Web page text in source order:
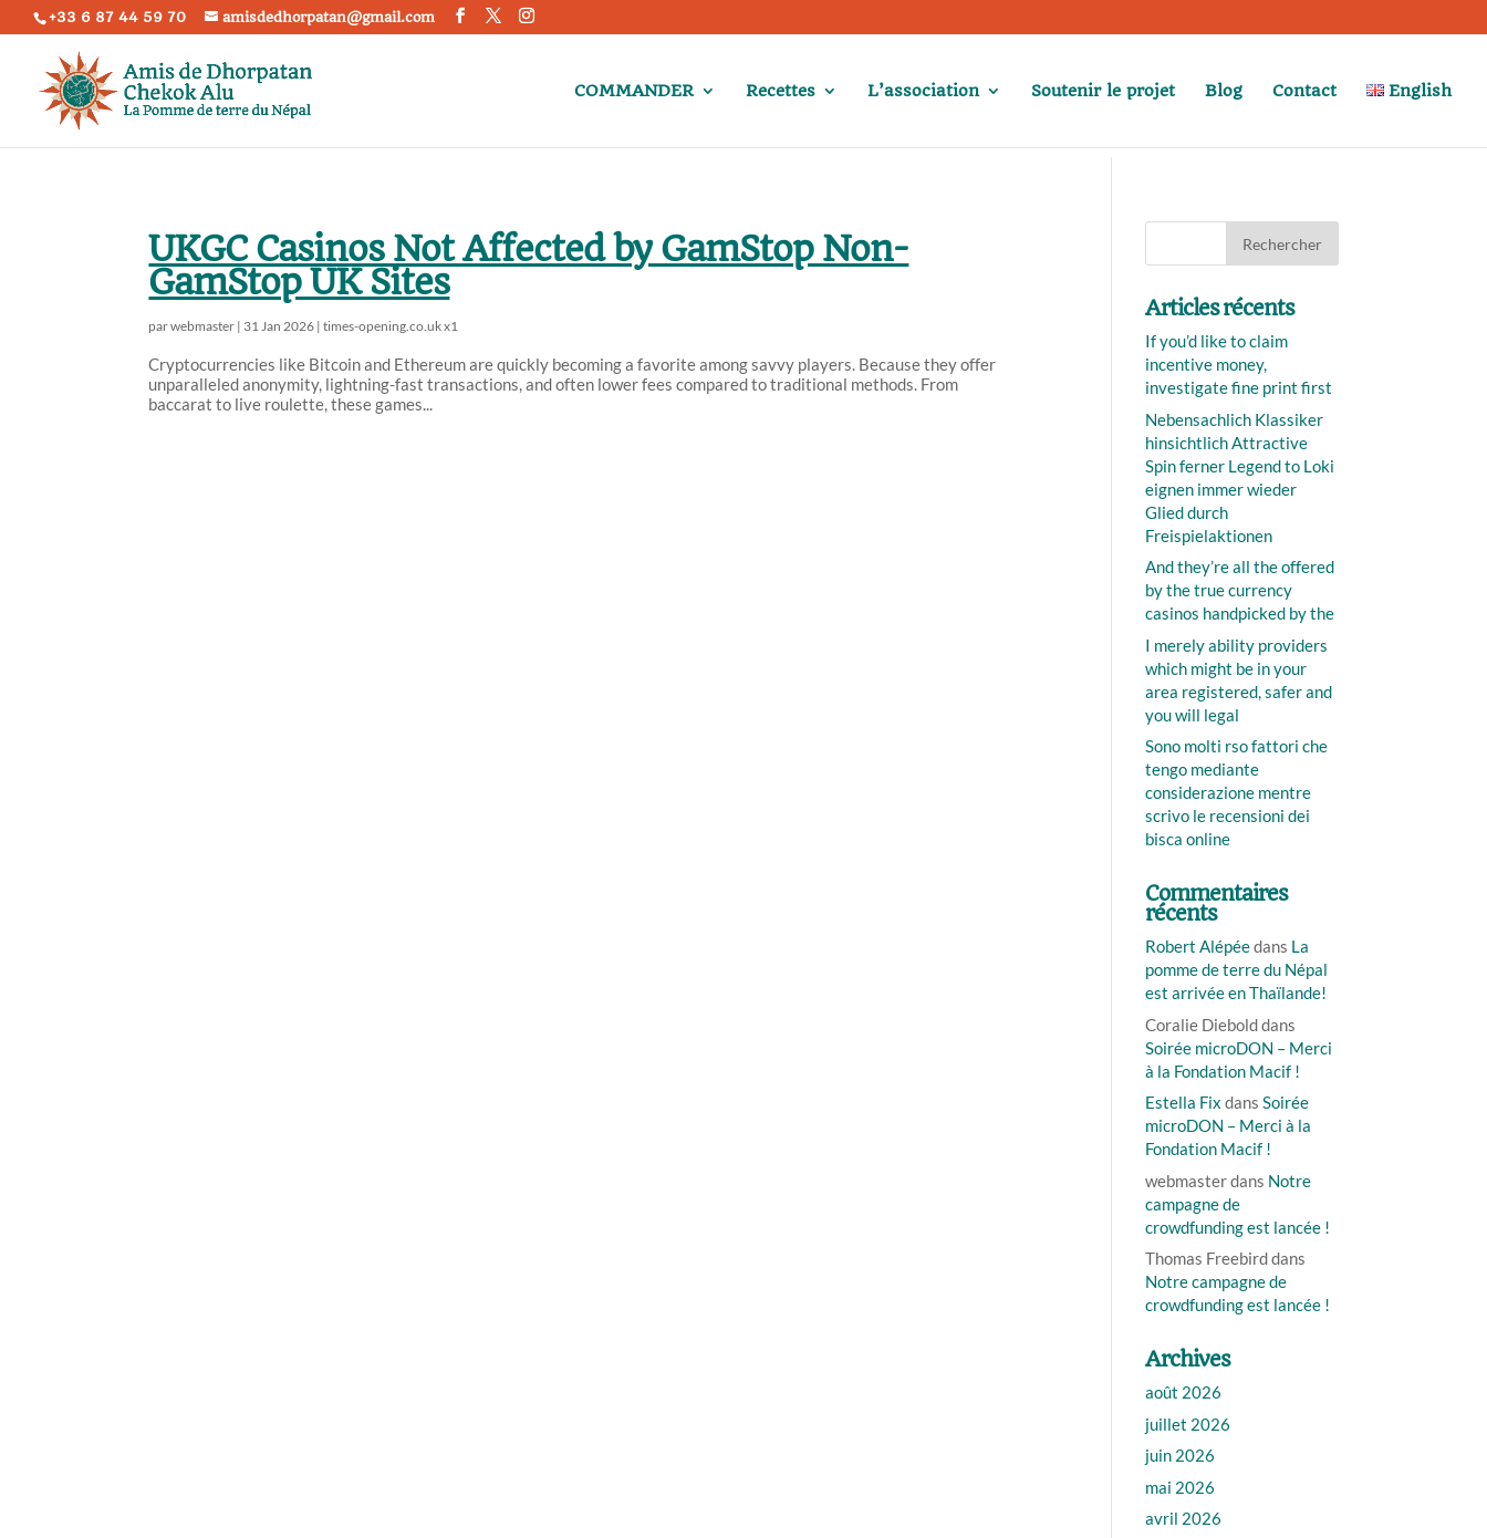
+33 6 87 44 59 70 amisdedhorpatan@gmail.com
COMMANDER Recettes L’association Soutenir le projet Blog Contact English
UKGC Casinos Not Affected by GamStop Non-
GamStop UK Sites
parwebmaster | 31 Jan 2026 |times-opening.co.uk x1
Cryptocurrencies like Bitcoin and Ethereum are quickly becoming a favorite among savvy players. Because they offer
unparalleled anonymity, lightning-fast transactions, and often lower fees compared to traditional methods. From
baccarat to live roulette, these games...
Articles récents
If you’d like to claim
incentive money,
investigate fine print first
Nebensachlich Klassiker
hinsichtlich Attractive
Spin ferner Legend to Loki
eignen immer wieder
Glied durch
Freispielaktionen
And they’re all the offered
by the true currency
casinos handpicked by the
I merely ability providers
which might be in your
area registered, safer and
you will legal
Sono molti rso fattori che
tengo mediante
considerazione mentre
scrivo le recensioni dei
bisca online
Commentaires
récents
Robert Alépéedans La
pomme de terre du Népal
est arrivée en Thaïlande!
Coralie Diebolddans
Soirée microDON – Merci
à la Fondation Macif !
Estella Fix dansSoirée
microDON – Merci à la
Fondation Macif !
webmasterdans Notre
campagne de
crowdfunding est lancée !
Thomas Freebirddans
Notre campagne de
crowdfunding est lancée !
Archives
août 2026
juillet 2026
juin 2026
mai 2026
avril 2026